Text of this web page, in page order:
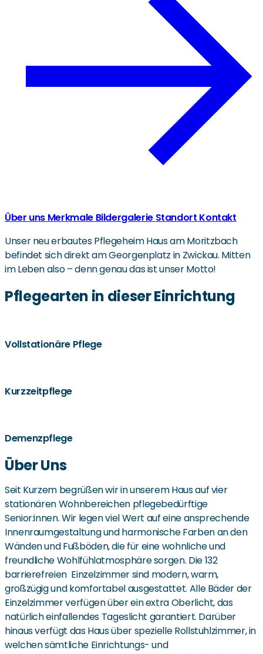
Über uns Merkmale Bildergalerie Standort Kontakt
Unser neu erbautes Pflegeheim Haus am Moritzbach
befindet sich direkt am Georgenplatz in Zwickau. Mitten
im Leben also – denn genau das ist unser Motto!
Pflegearten in dieser Einrichtung
Vollstationäre Pflege
Kurzzeitpflege
Demenzpflege
Über Uns
Seit Kurzem begrüßen wir in unserem Haus auf vier
stationären Wohnbereichen pflegebedürftige
Senior:innen. Wir legen viel Wert auf eine ansprechende
Innenraumgestaltung und harmonische Farben an den
Wänden und Fußböden, die für eine wohnliche und
freundliche Wohlfühlatmosphäre sorgen. Die 132
barrierefreien Einzelzimmer sind modern, warm,
großzügig und komfortabel ausgestattet. Alle Bäder der
Einzelzimmer verfügen über ein extra Oberlicht, das
natürlich einfallendes Tageslicht garantiert. Darüber
hinaus verfügt das Haus über spezielle Rollstuhlzimmer, in
welchen sämtliche Einrichtungs- und